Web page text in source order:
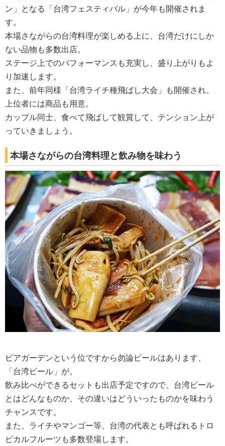
ン」となる「台湾フェスティバル」が今年も開催されま
す。
本場さながらの台湾料理が楽しめる上に、台湾だけにしか
ない品物も多数出店。
ステージ上でのパフォーマンスも充実し、盛り上がりもよ
り加速します。
また、前年同様「台湾ライチ種飛ばし大会」も開催され、
上位者には商品も用意。
カップル同士、食べて飛ばして観賞して、テンション上が
っていきましょう。
本場さながらの台湾料理と飲み物を味わう
ビアガーデンという位ですから勿論ビールはあります、
「台湾ビール」が。
飲み比べができるセットも出店予定ですので、台湾ビール
とはどんなものか、その違いはどういったものかを味わう
チャンスです。
また、ライチやマンゴー等、台湾の代表とも呼ばれるトロ
ピカルフルーツも多数登場します。